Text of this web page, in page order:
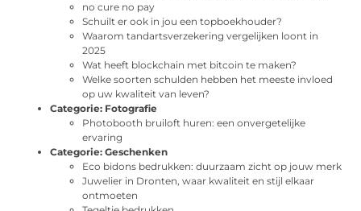
no cure no pay
Schuilt er ook in jou een topboekhouder?
Waarom tandartsverzekering vergelijken loont in
2025
Wat heeft blockchain met bitcoin te maken?
Welke soorten schulden hebben het meeste invloed
op uw kwaliteit van leven?
Categorie: Fotografie
Photobooth bruiloft huren: een onvergetelijke
ervaring
Categorie: Geschenken
Eco bidons bedrukken: duurzaam zicht op jouw merk
Juwelier in Dronten, waar kwaliteit en stijl elkaar
ontmoeten